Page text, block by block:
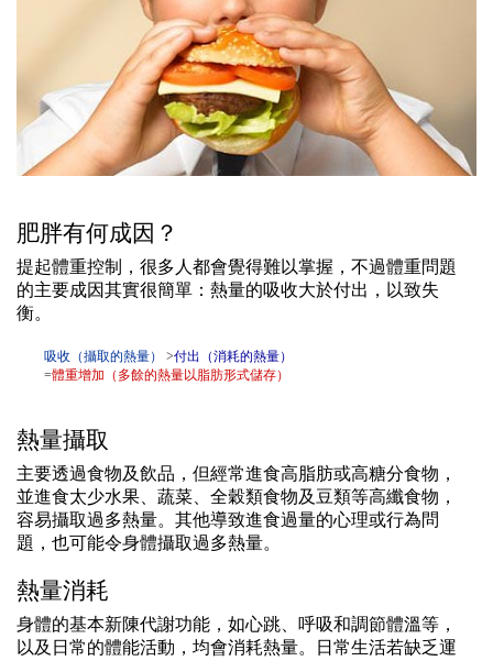
肥胖有何成因？
提起體重控制，很多人都會覺得難以掌握，不過體重問題
的主要成因其實很簡單：熱量的吸收大於付出，以致失
衡。
吸收（攝取的熱量） >付出（消耗的熱量）
=體重增加（多餘的熱量以脂肪形式儲存）
熱量攝取
主要透過食物及飲品，但經常進食高脂肪或高糖分食物，
並進食太少水果、蔬菜、全穀類食物及豆類等高纖食物，
容易攝取過多熱量。其他導致進食過量的心理或行為問
題，也可能令身體攝取過多熱量。
熱量消耗
身體的基本新陳代謝功能，如心跳、呼吸和調節體溫等，
以及日常的體能活動，均會消耗熱量。日常生活若缺乏運